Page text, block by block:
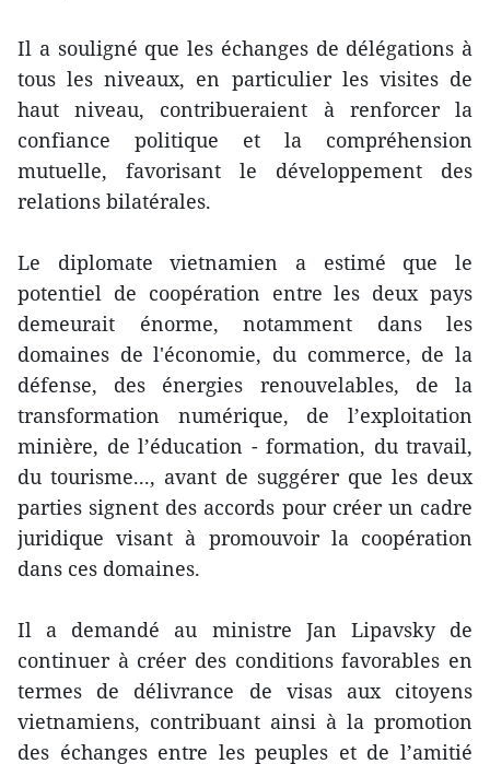
Il a souligné que les échanges de délégations à
tous les niveaux, en particulier les visites de
haut niveau, contribueraient à renforcer la
confiance politique et la compréhension
mutuelle, favorisant le développement des
relations bilatérales.
Le diplomate vietnamien a estimé que le
potentiel de coopération entre les deux pays
demeurait énorme, notamment dans les
domaines de l'économie, du commerce, de la
défense, des énergies renouvelables, de la
transformation numérique, de l’exploitation
minière, de l’éducation - formation, du travail,
du tourisme..., avant de suggérer que les deux
parties signent des accords pour créer un cadre
juridique visant à promouvoir la coopération
dans ces domaines.
Il a demandé au ministre Jan Lipavsky de
continuer à créer des conditions favorables en
termes de délivrance de visas aux citoyens
vietnamiens, contribuant ainsi à la promotion
des échanges entre les peuples et de l’amitié